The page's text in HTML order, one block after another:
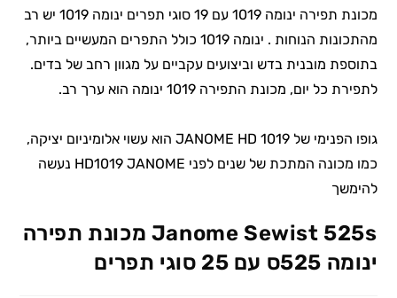
מכונת תפירה ינומה 1019 עם 19 סוגי תפרים ינומה 1019 יש רב
מהתכונות הנוחות . ינומה 1019 כולל התפרים המעשיים ביותר,
בתוספת מובנית בדש וביצועים עקביים על מגוון רחב של בדים.
לתפירת כל יום, מכונת התפירה 1019 ינומה הוא ערך רב.
גופו הפנימי של JANOME HD 1019 הוא עשוי אלומיניום יציקה,
כמו מכונה המתכת של שנים לפני HD1019 JANOME נעשה
להימשך
Janome Sewist 525s מכונת תפירה
ינומה 525ס עם 25 סוגי תפרים